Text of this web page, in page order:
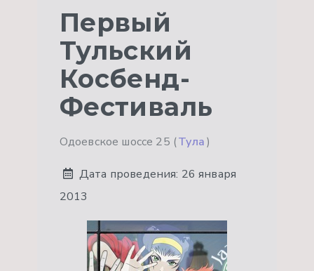
Первый
Тульский
Косбенд-
Фестиваль
Одоевское шоссе 25 (Тула)
Дата проведения: 26 января
2013